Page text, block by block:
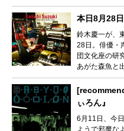
本日8月28
鈴木慶一が、
28日。俳優・
団文化座の研
あがた森魚と
ぃろん』
6月11日、今
ようで邪魔な